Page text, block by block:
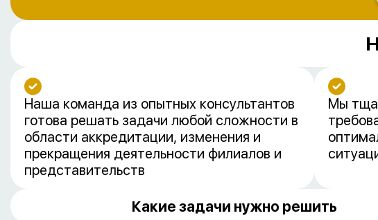
Наша команда из опытных консультантов
готова решать задачи любой сложности в
области аккредитации, изменения и
прекращения деятельности филиалов и
представительств
Мы
Какие задачи нужно решить